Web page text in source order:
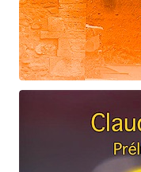
Claude Debussy
La puerta del vino